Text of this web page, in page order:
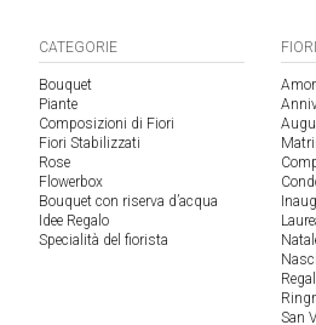
CATEGORIE
Bouquet
Piante
Composizioni di Fiori
Fiori Stabilizzati
Rose
Flowerbox
Bouquet con riserva d’acqua
Idee Regalo
Specialità del fiorista
San